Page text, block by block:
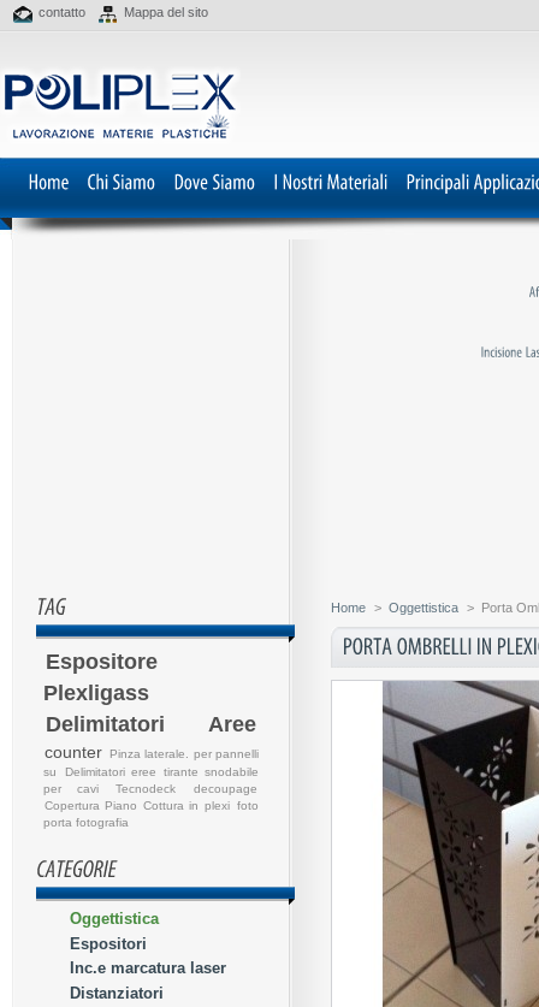
contatto Mappa del sito
Espositore
Plexligass
Delimitatori Aree
counter
Pinza laterale. per pannelli
su
Delimitatori eree
tirante snodabile
per cavi
Tecnodeck
decoupage
Copertura Piano Cottura in plexi foto
porta fotografia
Oggettistica
Espositori
Inc.e marcatura laser
Distanziatori
Home > Oggettistica > Porta